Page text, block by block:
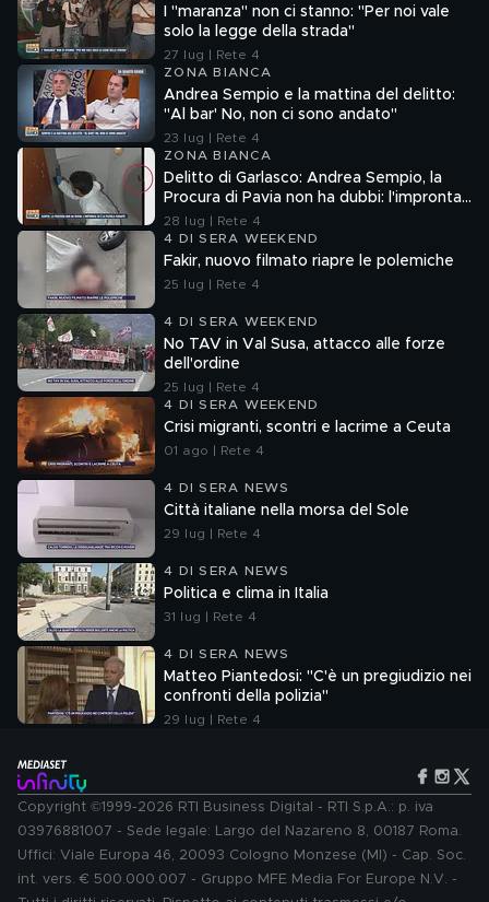
I "maranza" non ci stanno: "Per noi vale
solo la legge della strada"
27 lug | Rete 4
ZONA BIANCA
Andrea Sempio e la mattina del delitto:
"Al bar' No, non ci sono andato"
23 lug | Rete 4
ZONA BIANCA
Delitto di Garlasco: Andrea Sempio, la
Procura di Pavia non ha dubbi: l'impronta
33 è la pistola fumante
28 lug | Rete 4
4 DI SERA WEEKEND
Fakir, nuovo filmato riapre le polemiche
25 lug | Rete 4
4 DI SERA WEEKEND
No TAV in Val Susa, attacco alle forze
dell'ordine
25 lug | Rete 4
4 DI SERA WEEKEND
Crisi migranti, scontri e lacrime a Ceuta
01 ago | Rete 4
4 DI SERA NEWS
Città italiane nella morsa del Sole
29 lug | Rete 4
4 DI SERA NEWS
Politica e clima in Italia
31 lug | Rete 4
4 DI SERA NEWS
Matteo Piantedosi: "C'è un pregiudizio nei
confronti della polizia"
29 lug | Rete 4
Copyright ©1999-2026 RTI Business Digital - RTI S.p.A.: p. iva
03976881007 - Sede legale: Largo del Nazareno 8, 00187 Roma.
Uffici: Viale Europa 46, 20093 Cologno Monzese (MI) - Cap. Soc.
int. vers. € 500.000.007 - Gruppo MFE Media For Europe N.V. -